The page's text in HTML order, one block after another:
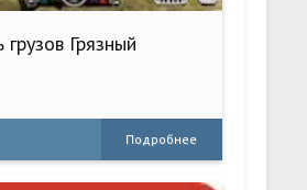
Грязный
Подробнее